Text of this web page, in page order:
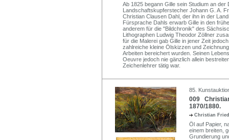
Ab 1825 begann Gille sein Studium an
Landschaftskupferstecher Johann G. A.
Christian Clausen Dahl, der ihn in der
Fürsprache Dahls erwarb Gille in den
anderem für die "Bildchronik" des
Lithographen Ludwig Theodor Zöllner
für die Malerei gab Gille in jener Zeit
zahlreiche kleine Ölskizzen und
Arbeiten bereichert wurden. Seinen
Oeuvre jedoch nie gänzlich allein
Zeichenlehrer tätig war.
85.
009
1870/1880.
Christian
Öl auf Papier,
einem breiten,
Grundierung